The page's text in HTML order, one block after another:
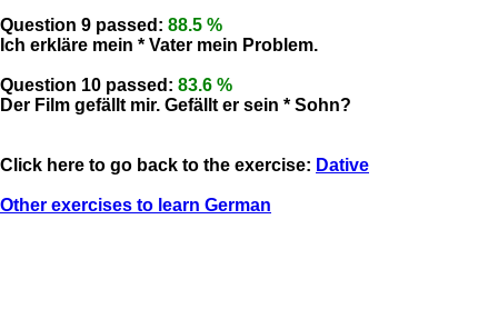
Question 9 passed: 88.5 %
Ich erkläre mein * Vater mein Problem.
Question 10 passed: 83.6 %
Der Film gefällt mir. Gefällt er sein * Sohn?
Click here to go back to the exercise: Dative
Other exercises to learn German